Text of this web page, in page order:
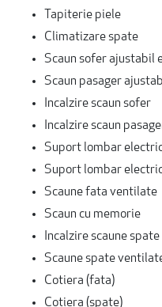
Tapiterie piele
Climatizare spate
Scaun sofer ajustabil
Scaun pasager
Incalzire scaun sofer
Incalzire scaun
Suport lombar
Suport lombar
Scaune fata ventilate
Scaun cu memorie
Incalzire scaune spate
Scaune spate
Cotiera (fata)
Cotiera (spate)